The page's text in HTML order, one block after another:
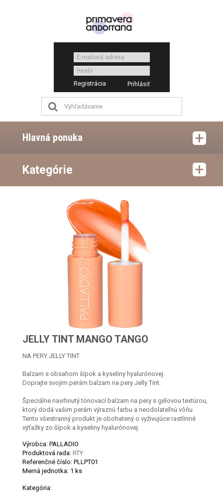
Registrácia
Hlavná ponuka
Kategórie
JELLY TINT MANGO TANGO
NA PERY JELLY TINT
Balzam s obsahom šípok a kyseliny hyalurónovej.
Doprajte svojim perám balzam na pery Jelly Tint.
Špeciálne navrhnutý tónovací balzam na pery s gélovou textúrou,
ktorý dodá vašim perám výraznú farbu a neodolateľnú vôňu.
Tento všestranný produkt je obohatený o vyživujúce rastlinné
výťažky zo šípok a kyseliny hyalurónovej.
Výrobca: PALLADIO
Produktová rada: RTY
Referenčné číslo: PLLPT01
Merná jednotka: 1 ks
Kategória: